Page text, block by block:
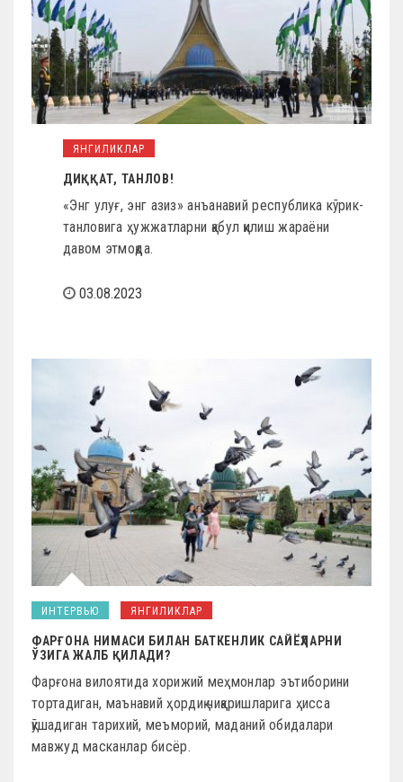
ЯНГИЛИКЛАР
ДИҚҚАТ, ТАНЛОВ!
«Энг улуғ, энг азиз» анъанавий республика кўрик-
танловига ҳужжатларни қабул қилиш жараёни
давом этмоқда.
03.08.2023
ИНТЕРВЬЮ ЯНГИЛИКЛАР
ФАРҒОНА НИМАСИ БИЛАН БАТКЕНЛИК САЙЁҲЛАРНИ
ЎЗИГА ЖАЛБ ҚИЛАДИ?
Фарғона вилоятида хорижий меҳмонлар эътиборини
тортадиган, маънавий ҳордиқ чиқаришларига ҳисса
қўшадиган тарихий, меъморий, маданий обидалари
мавжуд масканлар бисёр.